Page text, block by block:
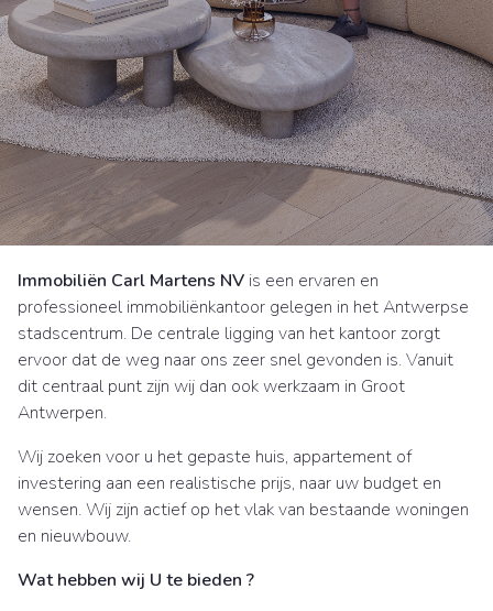
Immobiliën Carl Martens NV is een ervaren en
professioneel immobiliënkantoor gelegen in het Antwerpse
stadscentrum. De centrale ligging van het kantoor zorgt
ervoor dat de weg naar ons zeer snel gevonden is. Vanuit
dit centraal punt zijn wij dan ook werkzaam in Groot
Antwerpen.
Wij zoeken voor u het gepaste huis, appartement of
investering aan een realistische prijs, naar uw budget en
wensen. Wij zijn actief op het vlak van bestaande woningen
en nieuwbouw.
Wat hebben wij U te bieden ?